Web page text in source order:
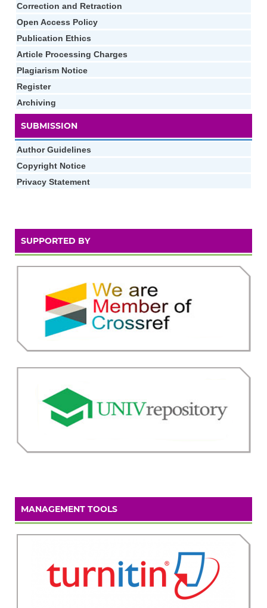
Correction and Retraction
Open Access Policy
Publication Ethics
Article Processing Charges
Plagiarism Notice
Register
Archiving
SUBMISSION
Author Guidelines
Copyright Notice
Privacy Statement
SUPPORTED BY
MANAGEMENT TOOLS